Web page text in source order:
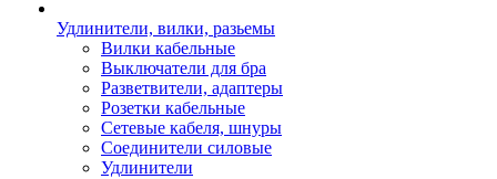
Удлинители, вилки, разьемы
Вилки кабельные
Выключатели для бра
Разветвители, адаптеры
Розетки кабельные
Сетевые кабеля, шнуры
Соединители силовые
Удлинители